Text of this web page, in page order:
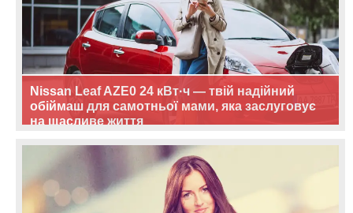
Nissan Leaf AZE0 24 кВт·ч — твій надійний
обіймаш для самотньої мами, яка заслуговує
на щасливе життя